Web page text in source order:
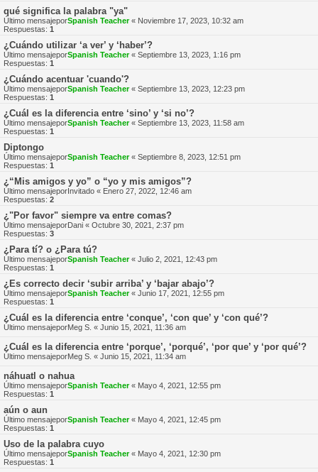
qué significa la palabra "ya"
Último mensajeporSpanish Teacher« Noviembre 17, 2023, 10:32 am
Respuestas: 1
¿Cuándo utilizar ‘a ver’ y ‘haber’?
Último mensajeporSpanish Teacher« Septiembre 13, 2023, 1:16 pm
Respuestas: 1
¿Cuándo acentuar 'cuando'?
Último mensajeporSpanish Teacher« Septiembre 13, 2023, 12:23 pm
Respuestas: 1
¿Cuál es la diferencia entre ‘sino’ y ‘si no’?
Último mensajeporSpanish Teacher« Septiembre 13, 2023, 11:58 am
Respuestas: 1
Diptongo
Último mensajeporSpanish Teacher« Septiembre 8, 2023, 12:51 pm
Respuestas: 1
¿“Mis amigos y yo” o “yo y mis amigos”?
Último mensajeporInvitado « Enero 27, 2022, 12:46 am
Respuestas: 2
¿"Por favor" siempre va entre comas?
Último mensajeporDani « Octubre 30, 2021, 2:37 pm
Respuestas: 3
¿Para tí? o ¿Para tú?
Último mensajeporSpanish Teacher« Julio 2, 2021, 12:43 pm
Respuestas: 1
¿Es correcto decir ‘subir arriba’ y ‘bajar abajo’?
Último mensajeporSpanish Teacher« Junio 17, 2021, 12:55 pm
Respuestas: 1
¿Cuál es la diferencia entre ‘conque’, ‘con que’ y ‘con qué’?
Último mensajeporMeg S. « Junio 15, 2021, 11:36 am
¿Cuál es la diferencia entre ‘porque’, ‘porqué’, ‘por que’ y ‘por qué’?
Último mensajeporMeg S. « Junio 15, 2021, 11:34 am
náhuatl o nahua
Último mensajeporSpanish Teacher« Mayo 4, 2021, 12:55 pm
Respuestas: 1
aún o aun
Último mensajeporSpanish Teacher« Mayo 4, 2021, 12:45 pm
Respuestas: 1
Uso de la palabra cuyo
Último mensajeporSpanish Teacher« Mayo 4, 2021, 12:30 pm
Respuestas: 1